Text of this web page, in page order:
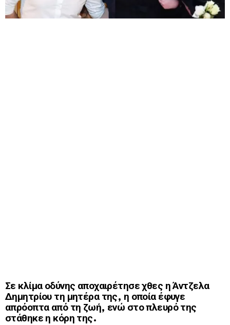
Σε κλίμα οδύνης αποχαιρέτησε χθες η Άντζελα
Δημητρίου τη μητέρα της, η οποία έφυγε
απρόοπτα από τη ζωή, ενώ στο πλευρό της
στάθηκε η κόρη της.